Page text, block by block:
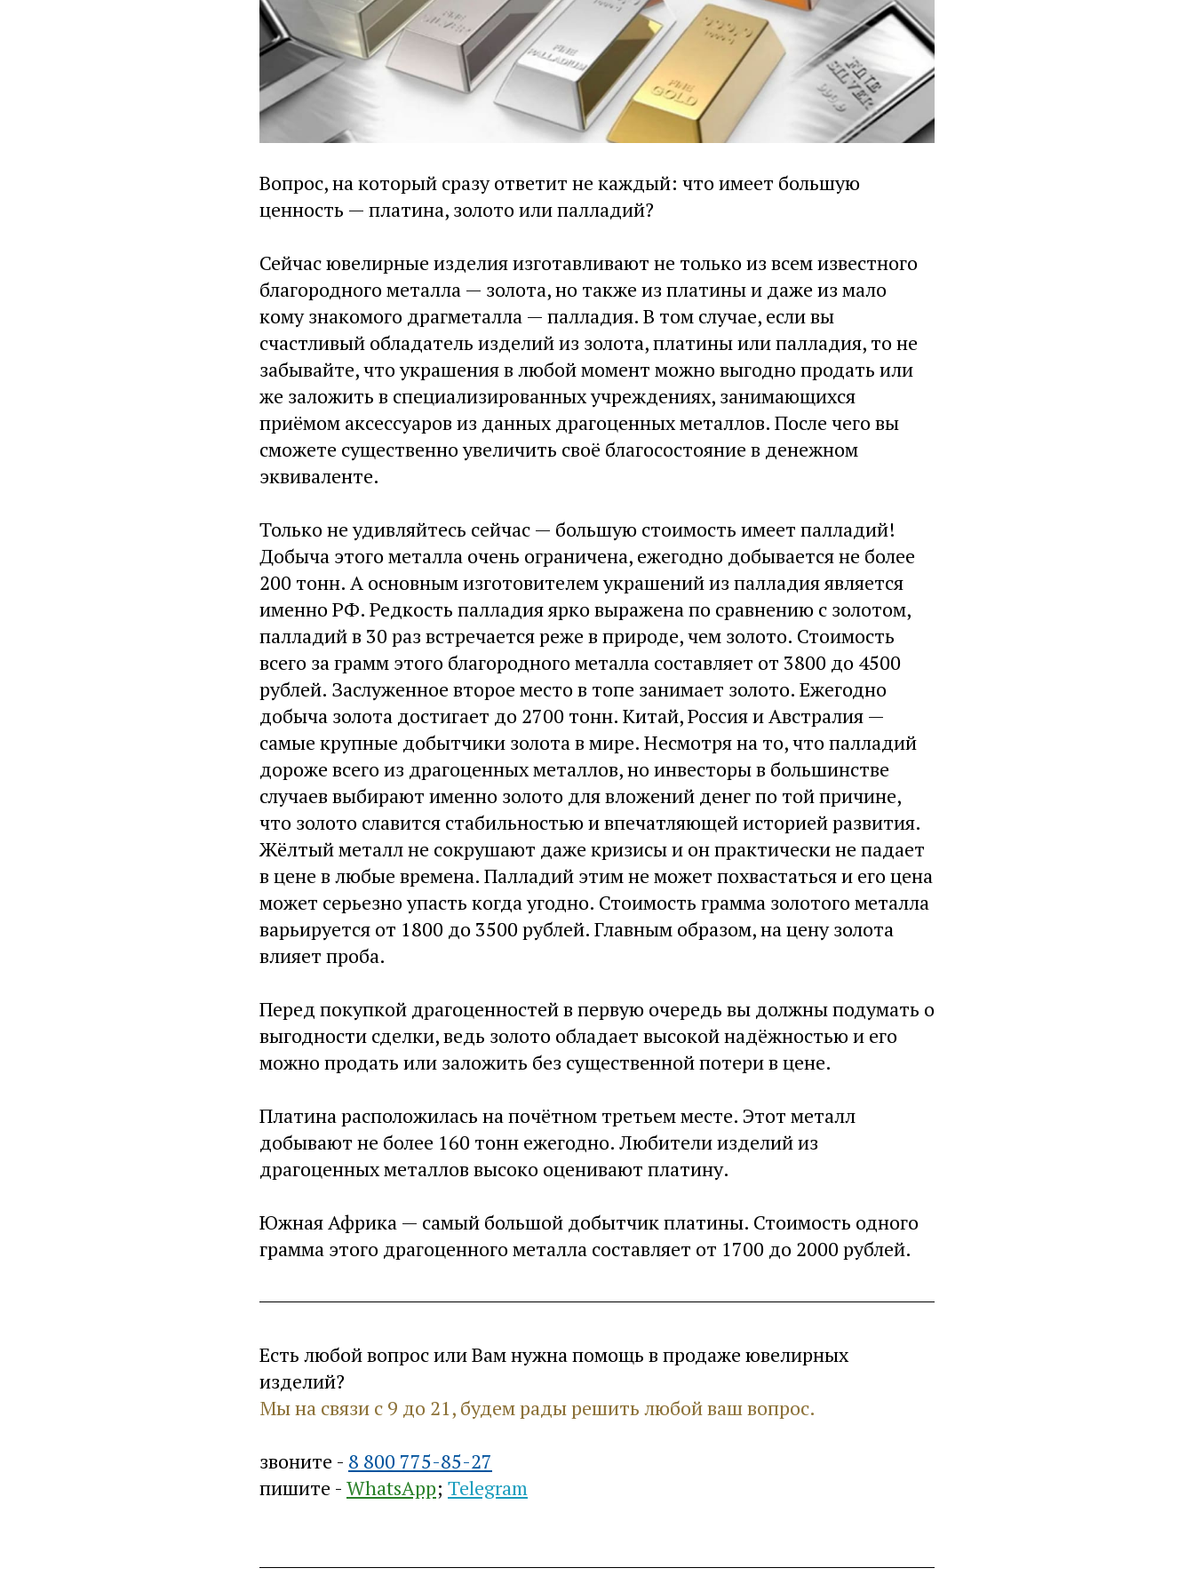
Вопрос, на который сразу ответит не каждый: что имеет большую
ценность — платина, золото или палладий?
Сейчас ювелирные изделия изготавливают не только из всем известного
благородного металла — золота, но также из платины и даже из мало
кому знакомого драгметалла — палладия. В том случае, если вы
счастливый обладатель изделий из золота, платины или палладия, то не
забывайте, что украшения в любой момент можно выгодно продать или
же заложить в специализированных учреждениях, занимающихся
приёмом аксессуаров из данных драгоценных металлов. После чего вы
сможете существенно увеличить своё благосостояние в денежном
эквиваленте.
Только не удивляйтесь сейчас — большую стоимость имеет палладий!
Добыча этого металла очень ограничена, ежегодно добывается не более
200 тонн. А основным изготовителем украшений из палладия является
именно РФ. Редкость палладия ярко выражена по сравнению с золотом,
палладий в 30 раз встречается реже в природе, чем золото. Стоимость
всего за грамм этого благородного металла составляет от 3800 до 4500
рублей. Заслуженное второе место в топе занимает золото. Ежегодно
добыча золота достигает до 2700 тонн. Китай, Россия и Австралия —
самые крупные добытчики золота в мире. Несмотря на то, что палладий
дороже всего из драгоценных металлов, но инвесторы в большинстве
случаев выбирают именно золото для вложений денег по той причине,
что золото славится стабильностью и впечатляющей историей развития.
Жёлтый металл не сокрушают даже кризисы и он практически не падает
в цене в любые времена. Палладий этим не может похвастаться и его цена
может серьезно упасть когда угодно. Стоимость грамма золотого металла
варьируется от 1800 до 3500 рублей. Главным образом, на цену золота
влияет проба.
Перед покупкой драгоценностей в первую очередь вы должны подумать о
выгодности сделки, ведь золото обладает высокой надёжностью и его
можно продать или заложить без существенной потери в цене.
Платина расположилась на почётном третьем месте. Этот металл
добывают не более 160 тонн ежегодно. Любители изделий из
драгоценных металлов высоко оценивают платину.
Южная Африка — самый большой добытчик платины. Стоимость одного
грамма этого драгоценного металла составляет от 1700 до 2000 рублей.
Есть любой вопрос или Вам нужна помощь в продаже ювелирных
изделий?
Мы на связи с 9 до 21, будем рады решить любой ваш вопрос.
звоните - 8 800 775-85-27
пишите - WhatsApp; Telegram